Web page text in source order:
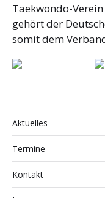
Taekwondo-
gehört der
somit dem
Aktuelles
Termine
Kontakt